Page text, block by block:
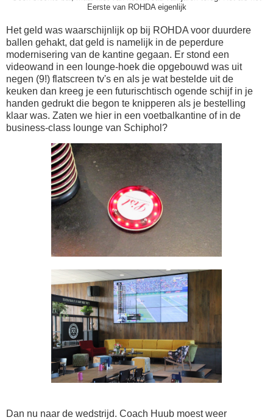
Eerste van ROHDA eigenlijk
Het geld was waarschijnlijk op bij ROHDA voor duurdere
ballen gehakt, dat geld is namelijk in de peperdure
modernisering van de kantine gegaan. Er stond een
videowand in een lounge-hoek die opgebouwd was uit
negen (9!) flatscreen tv's en als je wat bestelde uit de
keuken dan kreeg je een futurischtisch ogende schijf in je
handen gedrukt die begon te knipperen als je bestelling
klaar was. Zaten we hier in een voetbalkantine of in de
business-class lounge van Schiphol?
Dan nu naar de wedstrijd. Coach Huub moest weer